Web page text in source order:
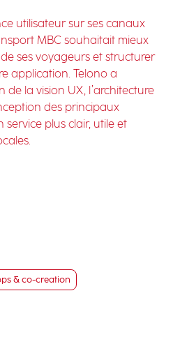
utilisateur sur ses canaux
MBC souhaitait mieux
ses voyageurs et structurer
application. Telono a
la vision UX, l’architecture
des principaux
plus clair, utile et
& co-creation